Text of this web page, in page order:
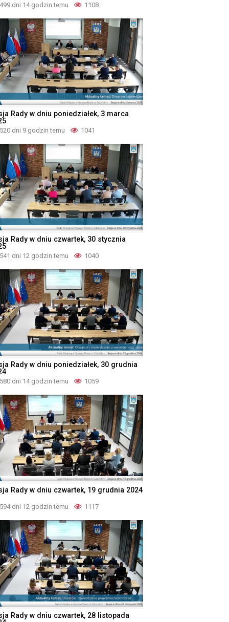
499 dni 14 godzin temu 1108
Rady w dniu poniedziałek, 3 marca
520 dni 9 godzin temu 1041
Rady w dniu czwartek, 30 stycznia
541 dni 12 godzin temu 1040
Rady w dniu poniedziałek, 30 grudnia
580 dni 14 godzin temu 1059
Rady w dniu czwartek, 19 grudnia 2024
594 dni 12 godzin temu 1117
Rady w dniu czwartek, 28 listopada